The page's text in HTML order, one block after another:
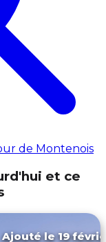
de Montenois
et ce
Ajouté le 19